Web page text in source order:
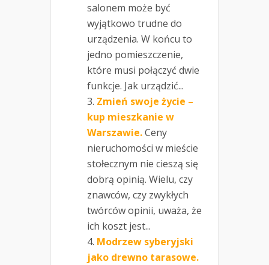
salonem może być
wyjątkowo trudne do
urządzenia. W końcu to
jedno pomieszczenie,
które musi połączyć dwie
funkcje. Jak urządzić...
Zmień swoje życie –
kup mieszkanie w
Warszawie.Ceny
nieruchomości w mieście
stołecznym nie cieszą się
dobrą opinią. Wielu, czy
znawców, czy zwykłych
twórców opinii, uważa, że
ich koszt jest...
Modrzew syberyjski
jako drewno tarasowe.